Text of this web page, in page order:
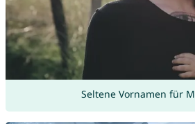
Seltene Vornamen für